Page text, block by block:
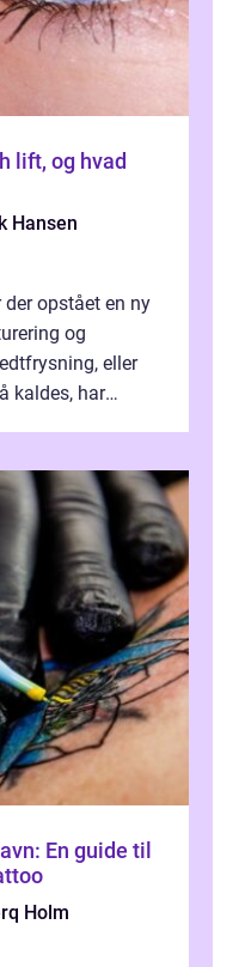
lift, og hvad
Hansen
opstået en ny
og
eller
kaldes, har
En guide til
Holm